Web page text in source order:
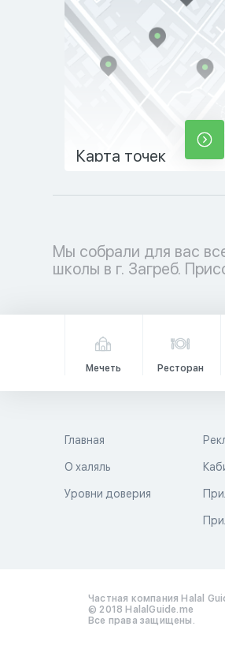
Карта точек
Мы собрали для вас
школы в г. Загреб.
мусульманскому
Мечеть Ресторан
Главная
О халяль
Уровни доверия
Частная компания Halal
© 2018 HalalGuide.me
Все права защищены.